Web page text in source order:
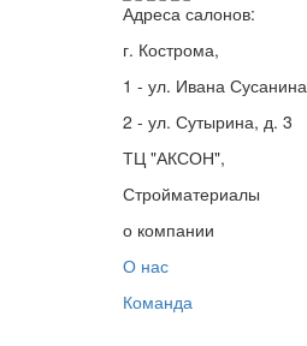
Адреса салонов:
г. Кострома,
1 - ул. Ивана
2 - ул. Сутырина, д. 3
ТЦ "АКСОН",
Стройматериалы
о компании
О нас
Команда